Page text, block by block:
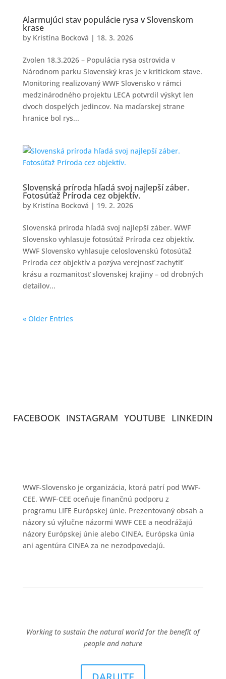
Alarmujúci stav populácie rysa v Slovenskom
krase
by Kristína Bocková | 18. 3. 2026
Zvolen 18.3.2026 – Populácia rysa ostrovida v
Národnom parku Slovenský kras je v kritickom stave.
Monitoring realizovaný WWF Slovensko v rámci
medzinárodného projektu LECA potvrdil výskyt len
dvoch dospelých jedincov. Na maďarskej strane
hranice bol rys...
Slovenská príroda hľadá svoj najlepší záber.
Fotosúťaž Príroda cez objektív.
by Kristína Bocková | 19. 2. 2026
Slovenská príroda hľadá svoj najlepší záber. WWF
Slovensko vyhlasuje fotosúťaž Príroda cez objektív.
WWF Slovensko vyhlasuje celoslovenskú fotosúťaž
Príroda cez objektív a pozýva verejnosť zachytiť
krásu a rozmanitosť slovenskej krajiny – od drobných
detailov...
« Older Entries
FACEBOOK INSTAGRAM YOUTUBE LINKEDIN
WWF-Slovensko je organizácia, ktorá patrí pod WWF-
CEE. WWF-CEE oceňuje finančnú podporu z
programu LIFE Európskej únie. Prezentovaný obsah a
názory sú výlučne názormi WWF CEE a neodrážajú
názory Európskej únie alebo CINEA. Európska únia
ani agentúra CINEA za ne nezodpovedajú.
Working to sustain the natural world for the benefit of
people and nature